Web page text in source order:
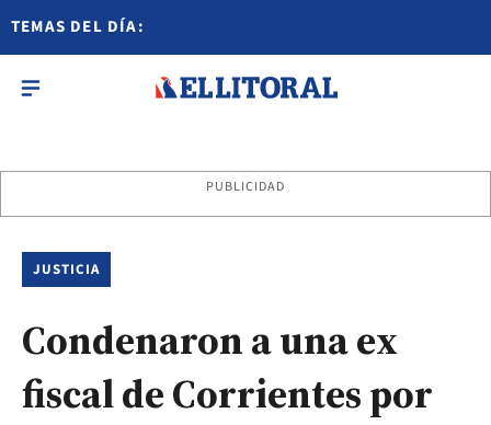
TEMAS DEL DÍA:
PUBLICIDAD
JUSTICIA
Condenaron a una ex
fiscal de Corrientes por